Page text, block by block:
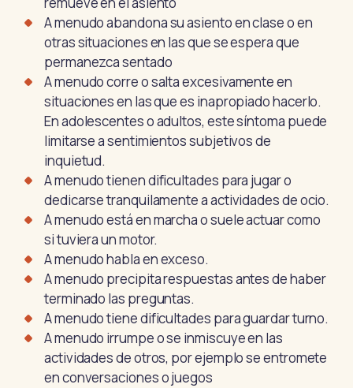
A menudo abandona su asiento en clase o en
otras situaciones en las que se espera que
permanezca sentado
A menudo corre o salta excesivamente en
situaciones en las que es inapropiado hacerlo.
En adolescentes o adultos, este síntoma puede
limitarse a sentimientos subjetivos de
inquietud.
A menudo tienen dificultades para jugar o
dedicarse tranquilamente a actividades de ocio.
A menudo está en marcha o suele actuar como
si tuviera un motor.
A menudo habla en exceso.
A menudo precipita respuestas antes de haber
terminado las preguntas.
A menudo tiene dificultades para guardar turno.
A menudo irrumpe o se inmiscuye en las
actividades de otros, por ejemplo se entromete
en conversaciones o juegos